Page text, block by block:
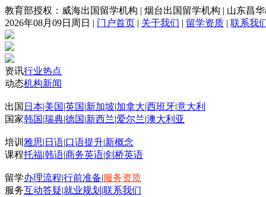
教育部授权：威海出国留学机构 | 烟台出国留学机构 | 山东昌
2026年08月09日周日 | 门户首页 | 关于我们 | 留学资质 | 联系我
资讯行业热点
动态机构新闻
出国 日本|美国|英国|新加坡|加拿大|西班牙|意大利
国家韩国|瑞典|德国|新西兰|爱尔兰|澳大利亚
培训 雅思| 日语|口语提升|新概念
课程托福|韩语|商务英语|剑桥英语
留学办理流程|行前准备|服务资质
服务互动答疑|就业规划 |联系我们